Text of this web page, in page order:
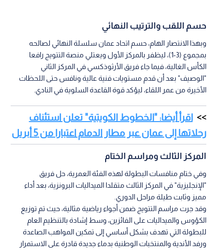
حسم اللقب والترتيب النهائي
وبهذا الانتصار الهام، حسم اتحاد عمان سلسلة النهائي لصالحه
بمجموع (3-1)، ليظفر بالمركز الأول ويعتلي منصة التتويج رافعا
الكأس الغالية، فيما جاء فريق الأرثوذكسي في المركز الثاني
"الوصيف" بعد أن قدم مستويات فنية عالية ونافس حتى اللحظات
الأخيرة من عمر اللقاء، ليؤكد قوة القاعدة السلوية في النادي.
اقرأ أيضا: "الخطوط الكويتية" تعلن استئناف
رحلاتها إلى عمان عبر مطار الدمام اعتبارا من 5 أبريل
المركز الثالث ومراسم الختام
وفي ختام منافسات البطولة لهذه الفئة العمرية، حل فريق
"الإنجليزية" في المركز الثالث متقلدا الميداليات البرونزية، بعد أداء
مميز وثابت طيلة مراحل الدوري.
وقد جرت مراسم التتويج ضمن أجواء رياضية مثالية، حيث تم توزيع
الكؤوس والميداليات على الفائزين، وسط إشادة بالتنظيم العام
للبطولة التي تهدف بشكل أساسي إلى تمكين المواهب الصاعدة
ورفد الأندية والمنتخبات الوطنية بدماء جديدة قادرة على الاستمرار